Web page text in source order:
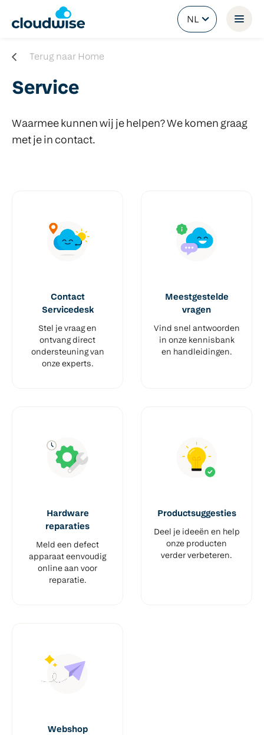
NL
Terug naar Home
Service
Waarmee kunnen wij je helpen? We komen graag
met je in contact.
Contact
Servicedesk
Stel je vraag en
ontvang direct
ondersteuning van
onze experts.
Meestgestelde
vragen
Vind snel antwoorden
in onze kennisbank
en handleidingen.
Hardware
reparaties
Meld een defect
apparaat eenvoudig
online aan voor
reparatie.
Productsuggesties
Deel je ideeën en help
onze producten
verder verbeteren.
Webshop